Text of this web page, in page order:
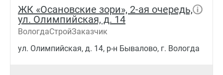
ЖК «Осановские зори», 2-ая очередь,
ул. Олимпийская, д. 14
ВологдаСтройЗаказчик
ул. Олимпийская, д. 14, р-н Бывалово, г. Вологда